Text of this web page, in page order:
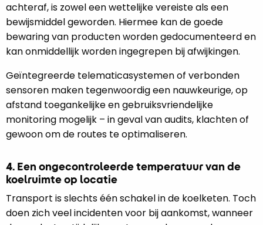
achteraf, is zowel een wettelijke vereiste als een
bewijsmiddel geworden. Hiermee kan de goede
bewaring van producten worden gedocumenteerd en
kan onmiddellijk worden ingegrepen bij afwijkingen.
Geïntegreerde telematicasystemen of verbonden
sensoren maken tegenwoordig een nauwkeurige, op
afstand toegankelijke en gebruiksvriendelijke
monitoring mogelijk – in geval van audits, klachten of
gewoon om de routes te optimaliseren.
4. Een ongecontroleerde temperatuur van de
koelruimte op locatie
Transport is slechts één schakel in de koelketen. Toch
doen zich veel incidenten voor bij aankomst, wanneer